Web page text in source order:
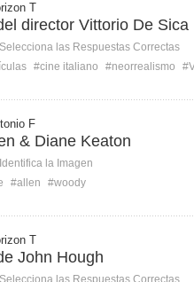
T
director Vittorio De Sica
Selecciona las Respuestas Correctas
#cine italiano #neorrealismo
F
& Diane Keaton
Identifica la Imagen
#allen #woody
T
John Hough
Selecciona las Respuestas Correctas